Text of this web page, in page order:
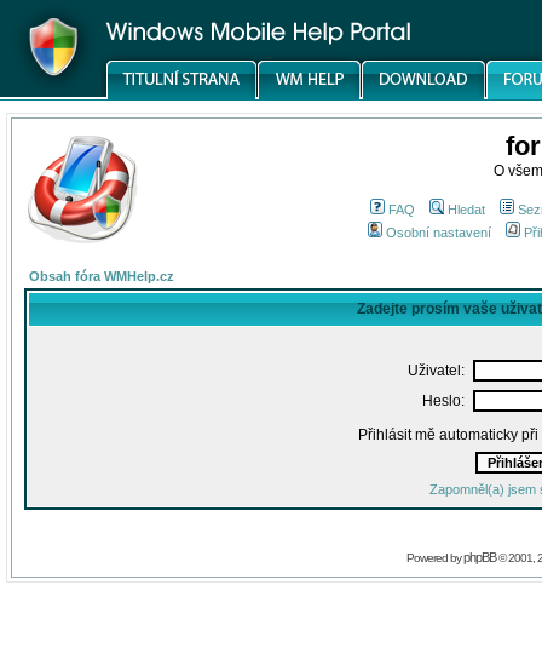
O
FAQ Hledat
Osobní nastavení
Obsah fóra WMHelp.cz
Zadejte prosím vaše
Uživatel:
Heslo:
Přihlásit mě automaticky
Zapomněl(a) jsem
Powered byphpBB© 2001,